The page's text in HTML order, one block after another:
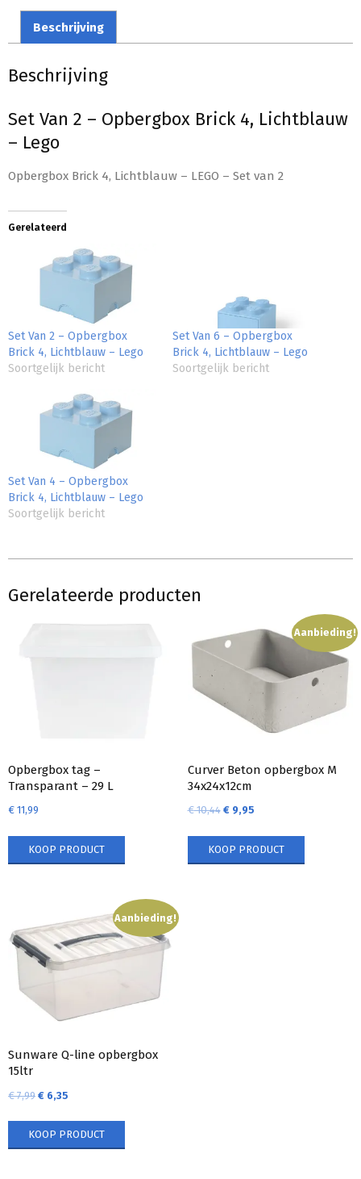
Beschrijving
Beschrijving
Set Van 2 – Opbergbox Brick 4, Lichtblauw
– Lego
Opbergbox Brick 4, Lichtblauw – LEGO – Set van 2
Gerelateerd
Set Van 2 – Opbergbox
Brick 4, Lichtblauw – Lego
Soortgelijk bericht
Set Van 6 – Opbergbox
Brick 4, Lichtblauw – Lego
Soortgelijk bericht
Set Van 4 – Opbergbox
Brick 4, Lichtblauw – Lego
Soortgelijk bericht
Gerelateerde producten
Opbergbox tag –
Transparant – 29 L
€ 11,99
KOOP PRODUCT
Aanbieding!
Curver Beton opbergbox M
34x24x12cm
€10,44 €9,95
KOOP PRODUCT
Aanbieding!
Sunware Q-line opbergbox
15ltr
€7,99 € 6,35
KOOP PRODUCT